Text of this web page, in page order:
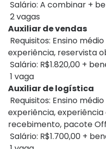
Salário: A combinar +
2 vagas
Auxiliar de vendas
Requisitos: Ensino
experiência, reservista
Salário: R$1.820,00 +
1 vaga
Auxiliar de logística
Requisitos: Ensino
experiência,
recebimento, pacote
Salário: R$1.700,00 +